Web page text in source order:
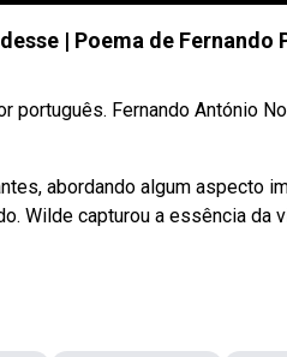
| Poema de
português. Fernando António
abordando algum aspecto
Wilde capturou a essência da